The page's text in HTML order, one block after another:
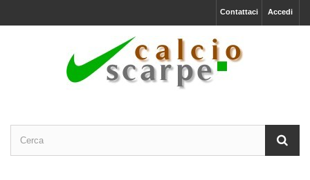
Accedi
Contattaci